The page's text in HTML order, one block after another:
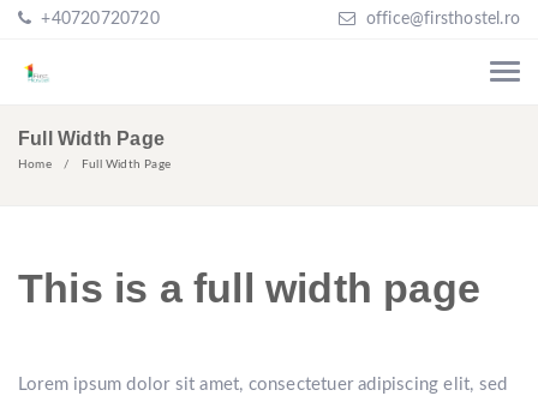
+40720720720 office@firsthostel.ro
Full Width Page
Home Full Width Page
This is a full width page
Lorem ipsum dolor sit amet, consectetuer adipiscing elit, sed